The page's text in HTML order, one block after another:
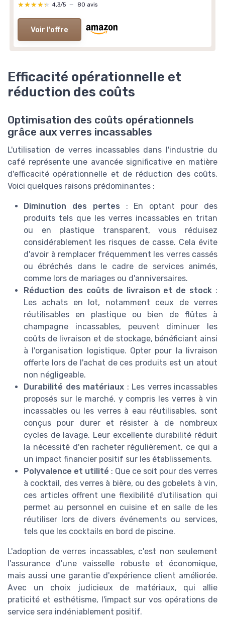
★★★★★
★★★★★ 4,3/5 — 80 avis
Voir l'offre
Efficacité opérationnelle et
réduction des coûts
Optimisation des coûts opérationnels
grâce aux verres incassables
L'utilisation de verres incassables dans l'industrie du
café représente une avancée significative en matière
d'efficacité opérationnelle et de réduction des coûts.
Voici quelques raisons prédominantes :
Diminution des pertes : En optant pour des
produits tels que les verres incassables en tritan
ou en plastique transparent, vous réduisez
considérablement les risques de casse. Cela évite
d'avoir à remplacer fréquemment les verres cassés
ou ébréchés dans le cadre de services animés,
comme lors de mariages ou d'anniversaires.
Réduction des coûts de livraison et de stock :
Les achats en lot, notamment ceux de verres
réutilisables en plastique ou bien de flûtes à
champagne incassables, peuvent diminuer les
coûts de livraison et de stockage, bénéficiant ainsi
à l'organisation logistique. Opter pour la livraison
offerte lors de l'achat de ces produits est un atout
non négligeable.
Durabilité des matériaux : Les verres incassables
proposés sur le marché, y compris les verres à vin
incassables ou les verres à eau réutilisables, sont
conçus pour durer et résister à de nombreux
cycles de lavage. Leur excellente durabilité réduit
la nécessité d'en racheter régulièrement, ce qui a
un impact financier positif sur les établissements.
Polyvalence et utilité : Que ce soit pour des verres
à cocktail, des verres à bière, ou des gobelets à vin,
ces articles offrent une flexibilité d'utilisation qui
permet au personnel en cuisine et en salle de les
réutiliser lors de divers événements ou services,
tels que les cocktails en bord de piscine.
L'adoption de verres incassables, c'est non seulement
l'assurance d'une vaisselle robuste et économique,
mais aussi une garantie d'expérience client améliorée.
Avec un choix judicieux de matériaux, qui allie
praticité et esthétisme, l'impact sur vos opérations de
service sera indéniablement positif.